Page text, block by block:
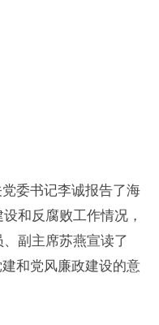
委书记李诚报告了海
和反腐败工作情况，
副主席苏燕宣读了
和党风廉政建设的意